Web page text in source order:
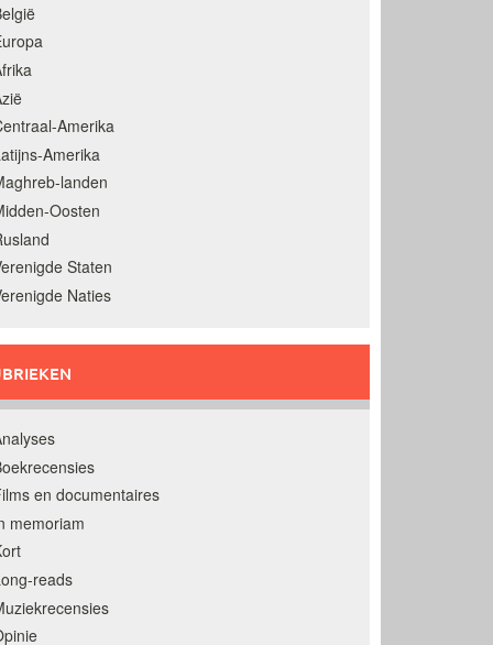
Amerika
Amerika
landen
Oosten
Staten
Naties
en documentaires
memoriam
reads